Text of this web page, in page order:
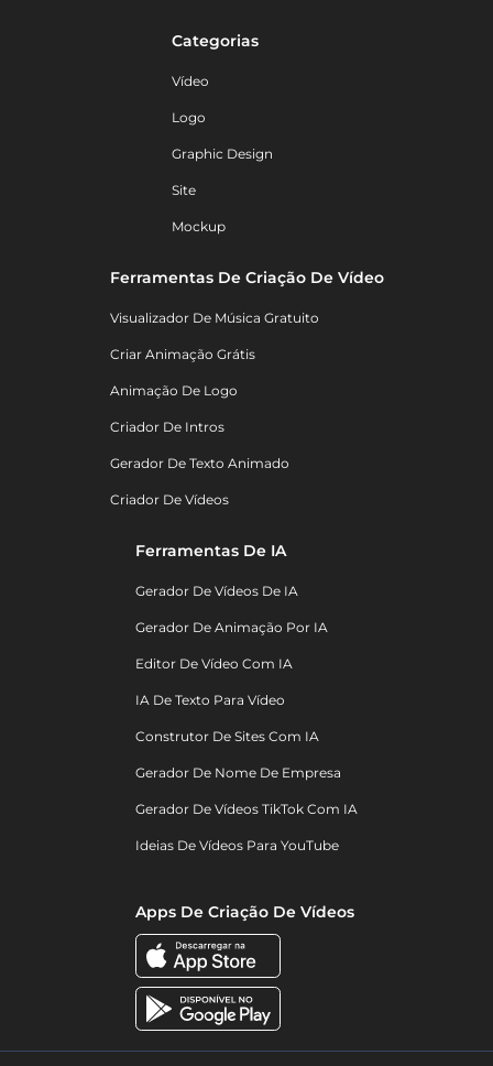
Categorias
Vídeo
Logo
Graphic Design
Site
Mockup
Ferramentas De Criação De Vídeo
Visualizador De Música Gratuito
Criar Animação Grátis
Animação De Logo
Criador De Intros
Gerador De Texto Animado
Criador De Vídeos
Ferramentas De IA
Gerador De Vídeos De IA
Gerador De Animação Por IA
Editor De Vídeo Com IA
IA De Texto Para Vídeo
Construtor De Sites Com IA
Gerador De Nome De Empresa
Gerador De Vídeos TikTok Com IA
Ideias De Vídeos Para YouTube
Apps De Criação De Vídeos